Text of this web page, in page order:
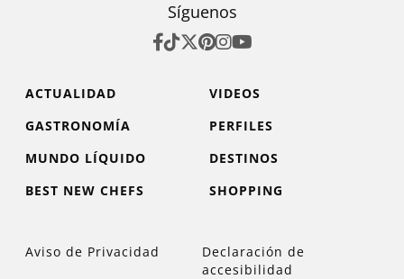
Síguenos
ACTUALIDAD
VIDEOS
GASTRONOMÍA
PERFILES
MUNDO LÍQUIDO
DESTINOS
BEST NEW CHEFS
SHOPPING
Aviso de Privacidad
Declaración de
accesibilidad